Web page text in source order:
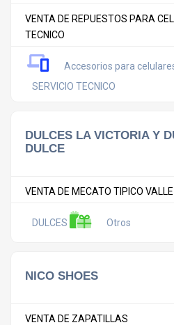
VENTA DE REPUESTOS PARA
TECNICO
Accesorios para
SERVICIO TECNICO
DULCES LA VICTORIA Y
DULCE
VENTA DE MECATO TIPICO
DULCES Otros
NICO SHOES
VENTA DE ZAPATILLAS